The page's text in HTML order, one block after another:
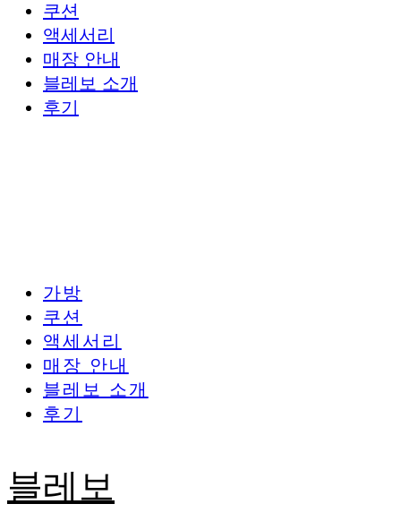
쿠션
액세서리
매장 안내
블레보 소개
후기
가방
쿠션
액세서리
매장 안내
블레보 소개
후기
블레보